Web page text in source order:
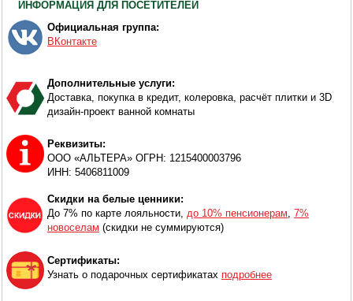
ИНФОРМАЦИЯ ДЛЯ ПОСЕТИТЕЛЕЙ
Официальная группа:
ВКонтакте
Дополнительные услуги:
Доставка, покупка в кредит, колеровка, расчёт плитки и 3D
дизайн-проект ванной комнаты
Реквизиты:
ООО «АЛЬТЕРА» ОГРН: 1215400003796
ИНН: 5406811009
Скидки на белые ценники:
До 7% по карте лояльности, до 10% пенсионерам, 7%
новоселам (скидки не суммируются)
Сертификаты:
Узнать о подарочных сертификатах подробнее